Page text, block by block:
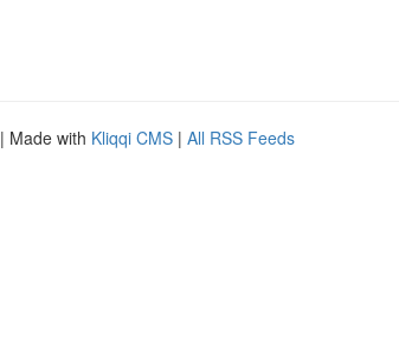
| Made with Kliqqi CMS | All RSS Feeds